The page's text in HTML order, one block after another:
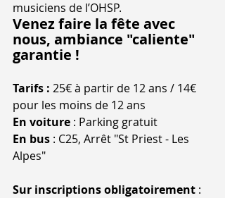
musiciens de l’OHSP.
Venez faire la fête avec
nous, ambiance "caliente"
garantie !
Tarifs : 25€ à partir de 12 ans / 14€
pour les moins de 12 ans
En voiture : Parking gratuit
En bus : C25, Arrêt "St Priest - Les
Alpes"
Sur inscriptions obligatoirement :